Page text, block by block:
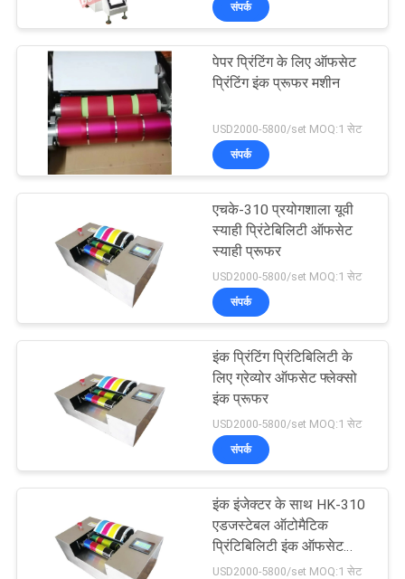
का
अनुरोध
साइटमैप
POLICY
पल्प परीक्षण मशीन
कागज पैकेजिंग परीक्षक
45
वीडियो माप प्रणाली मशीन
10
9
संपर्क
पेपर प्रिंटिंग के लिए ऑफसेट
प्रिंटिंग इंक प्रूफर मशीन
USD2000-5800/set MOQ:1 सेट
संपर्क
एचके-310 प्रयोगशाला यूवी
स्याही प्रिंटेबिलिटी ऑफसेट
स्याही प्रूफर
USD2000-5800/set MOQ:1 सेट
संपर्क
इंक प्रिंटिंग प्रिंटिबिलिटी के
लिए ग्रेव्योर ऑफसेट फ्लेक्सो
इंक प्रूफर
USD2000-5800/set MOQ:1 सेट
संपर्क
इंक इंजेक्टर के साथ HK-310
एडजस्टेबल ऑटोमैटिक
प्रिंटिबिलिटी इंक ऑफसेट
प्रूफर मशीन
USD2000-5800/set MOQ:1 सेट